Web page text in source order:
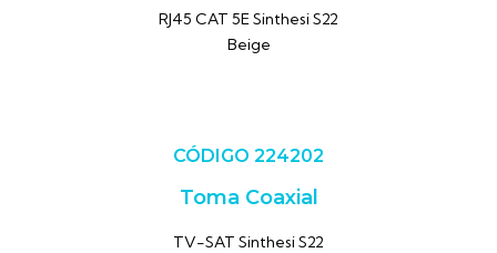
RJ45 CAT 5E Sinthesi S22
Beige
CÓDIGO 224202
Toma Coaxial
TV-SAT Sinthesi S22